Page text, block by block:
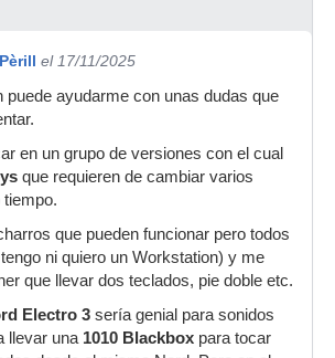
el 17/11/2025
puede ayudarme con unas dudas que
en un grupo de versiones con el cual
que requieren de cambiar varios
que pueden funcionar pero todos
ni quiero un Workstation) y me
que llevar dos teclados, pie doble etc.
Electro 3 sería genial para sonidos
llevar una 1010 Blackbox para tocar